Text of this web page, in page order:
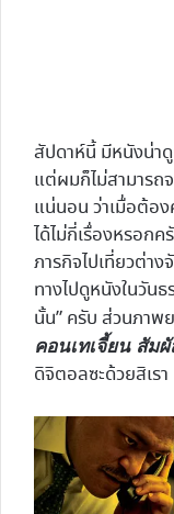
สัปดาห์นี้ มีหนังน่า
แต่ผมก็ไม่สามารถจ
แน่นอน ว่าเมื่อต้อง
ได้ไม่กี่เรื่องหรอก
ภารกิจไปเที่ยวต่า
ทางไปดูหนังในวัน
นั้น” ครับ ส่วนภาพ
คอนเทเจี้ยน สัมผั
ดิจิตอลซะด้วยสิเรา